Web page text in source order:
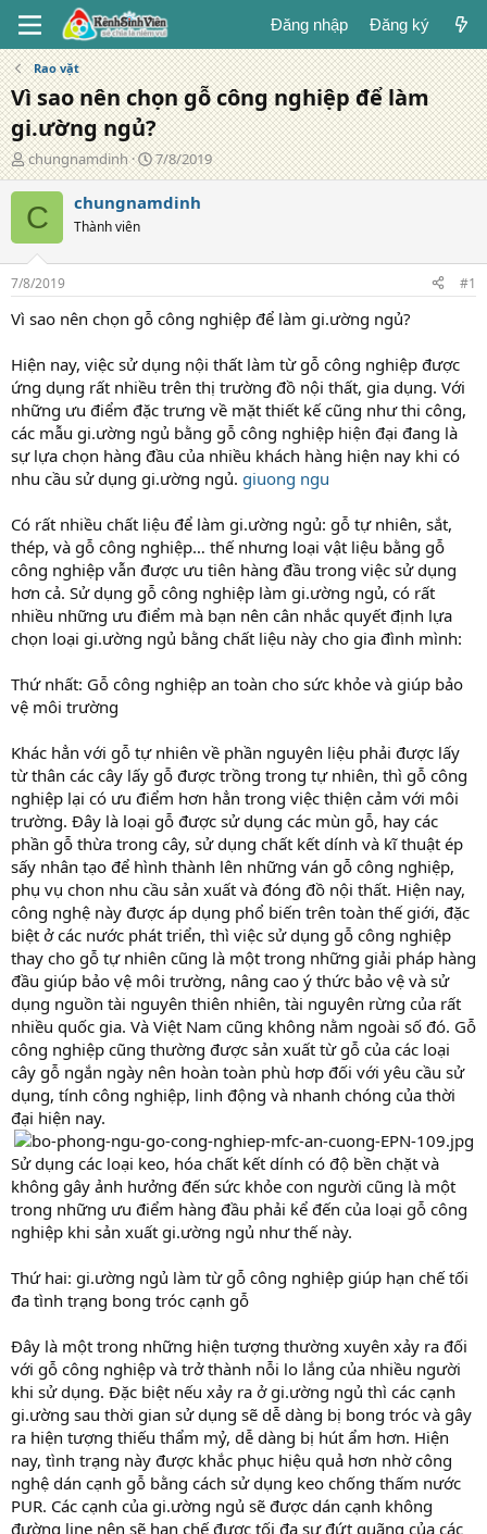
Đăng nhập Đăng ký
Rao vặt
Vì sao nên chọn gỗ công nghiệp để làm
gi.ường ngủ?
T
á
c
g
ả
chungnamdinh
N
g
à
g
7/8/2019
C chungnamdinh
Thành viên
7/8/2019 #1
Vì sao nên chọn gỗ công nghiệp để làm gi.ường ngủ?
Hiện nay, việc sử dụng nội thất làm từ gỗ công nghiệp được
ứng dụng rất nhiều trên thị trường đồ nội thất, gia dụng. Với
những ưu điểm đặc trưng về mặt thiết kế cũng như thi công,
các mẫu gi.ường ngủ bằng gỗ công nghiệp hiện đại đang là
sự lựa chọn hàng đầu của nhiều khách hàng hiện nay khi có
nhu cầu sử dụng gi.ường ngủ. giuong ngu
Có rất nhiều chất liệu để làm gi.ường ngủ: gỗ tự nhiên, sắt,
thép, và gỗ công nghiệp… thế nhưng loại vật liệu bằng gỗ
công nghiệp vẫn được ưu tiên hàng đầu trong việc sử dụng
hơn cả. Sử dụng gỗ công nghiệp làm gi.ường ngủ, có rất
nhiều những ưu điểm mà bạn nên cân nhắc quyết định lựa
chọn loại gi.ường ngủ bằng chất liệu này cho gia đình mình:
Thứ nhất: Gỗ công nghiệp an toàn cho sức khỏe và giúp bảo
vệ môi trường
Khác hẳn với gỗ tự nhiên về phần nguyên liệu phải được lấy
từ thân các cây lấy gỗ được trồng trong tự nhiên, thì gỗ công
nghiệp lại có ưu điểm hơn hẳn trong việc thiện cảm với môi
trường. Đây là loại gỗ được sử dụng các mùn gỗ, hay các
phần gỗ thừa trong cây, sử dụng chất kết dính và kĩ thuật ép
sấy nhân tạo để hình thành lên những ván gỗ công nghiệp,
phụ vụ chon nhu cầu sản xuất và đóng đồ nội thất. Hiện nay,
công nghệ này được áp dụng phổ biến trên toàn thế giới, đặc
biệt ở các nước phát triển, thì việc sử dụng gỗ công nghiệp
thay cho gỗ tự nhiên cũng là một trong những giải pháp hàng
đầu giúp bảo vệ môi trường, nâng cao ý thức bảo vệ và sử
dụng nguồn tài nguyên thiên nhiên, tài nguyên rừng của rất
nhiều quốc gia. Và Việt Nam cũng không nằm ngoài số đó. Gỗ
công nghiệp cũng thường được sản xuất từ gỗ của các loại
cây gỗ ngắn ngày nên hoàn toàn phù hơp đối với yêu cầu sử
dụng, tính công nghiệp, linh động và nhanh chóng của thời
đại hiện nay.
Sử dụng các loại keo, hóa chất kết dính có độ bền chặt và
không gây ảnh hưởng đến sức khỏe con người cũng là một
trong những ưu điểm hàng đầu phải kể đến của loại gỗ công
nghiệp khi sản xuất gi.ường ngủ như thế này.
Thứ hai: gi.ường ngủ làm từ gỗ công nghiệp giúp hạn chế tối
đa tình trạng bong tróc cạnh gỗ
Đây là một trong những hiện tượng thường xuyên xảy ra đối
với gỗ công nghiệp và trở thành nỗi lo lắng của nhiều người
khi sử dụng. Đặc biệt nếu xảy ra ở gi.ường ngủ thì các cạnh
gi.ường sau thời gian sử dụng sẽ dễ dàng bị bong tróc và gây
ra hiện tượng thiếu thẩm mỷ, dễ dàng bị hút ẩm hơn. Hiện
nay, tình trạng này được khắc phục hiệu quả hơn nhờ công
nghệ dán cạnh gỗ bằng cách sử dụng keo chống thấm nước
PUR. Các cạnh của gi.ường ngủ sẽ được dán cạnh không
đường line nên sẽ hạn chế được tối đa sự đứt quãng của các